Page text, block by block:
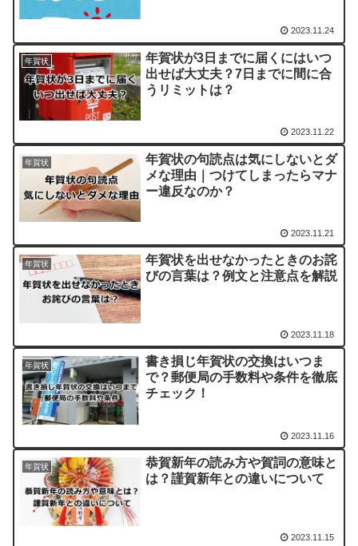
2023.11.24
年賀状
年賀状が3日までに届くにはいつ
出せば大丈夫？7日までに間に合
うリミットは？
2023.11.22
年賀状
年賀状の句読点は気にしないとダ
メな理由｜つけてしまったらマナ
ー違反なのか？
2023.11.21
年賀状
年賀状を出せなかったときのお詫
びの言葉は？例文と注意点を解説
2023.11.18
年賀状
書き損じ年賀状の交換はいつま
で？郵便局の手数料や条件を徹底
チェック！
2023.11.16
年賀状
恭賀新年の読み方や賀詞の意味と
は？謹賀新年との違いについて
2023.11.15